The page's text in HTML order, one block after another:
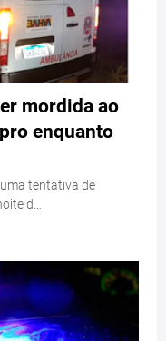
mordida ao
enquanto
tentativa de
d…